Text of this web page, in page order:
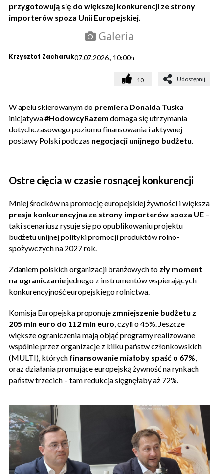
przygotowują się do większej konkurencji ze strony
importerów spoza Unii Europejskiej.
Galeria
Krzysztof Zacharuk07.07.2026., 10:00h
10 Udostępnij
W apelu skierowanym do premiera Donalda Tuska
inicjatywa#HodowcyRazem domaga się utrzymania
dotychczasowego poziomu finansowania i aktywnej
postawy Polski podczas negocjacji unijnego budżetu.
Ostre cięcia w czasie rosnącej konkurencji
Mniej środków na promocję europejskiej żywności i większa
presja konkurencyjna ze strony importerów spoza UE –
taki scenariusz rysuje się po opublikowaniu projektu
budżetu unijnej polityki promocji produktów rolno-
spożywczych na 2027 rok.
Zdaniem polskich organizacji branżowych to zły moment
na ograniczanie jednego z instrumentów wspierających
konkurencyjność europejskiego rolnictwa.
Komisja Europejska proponuje zmniejszenie budżetu z
205 mln euro do 112 mln euro, czyli o 45%. Jeszcze
większe ograniczenia mają objąć programy realizowane
wspólnie przez organizacje z kilku państw członkowskich
(MULTI), których finansowanie miałoby spaść o 67%,
oraz działania promujące europejską żywność na rynkach
państw trzecich – tam redukcja sięgnęłaby aż 72%.